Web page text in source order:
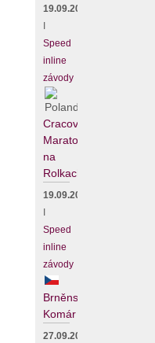
19.09.2026
Speed
inline
závody
Cracovia
Maraton
na
Rolkach
19.09.2026
Speed
inline
závody
Brněnský
Komár
27.09.2026